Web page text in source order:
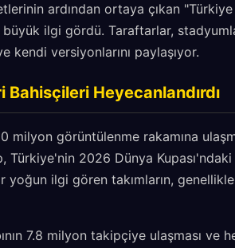
ardından ortaya çıkan
ilgi gördü. Taraftarlar,
versiyonlarını paylaşıyor.
Heyecanlandırdı
milyon görüntülenme rakamına
2026 Dünya Kupası'ndaki
ilgi gören takımların,
7.8 milyon takipçiye ulaşması ve